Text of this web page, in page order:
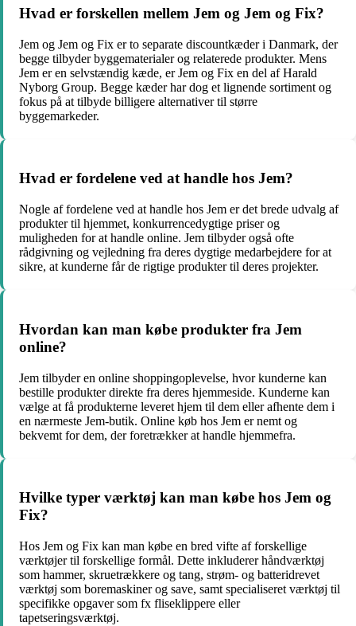
Hvad er forskellen mellem Jem og Jem og Fix?
Jem og Jem og Fix er to separate discountkæder i Danmark, der
begge tilbyder byggematerialer og relaterede produkter. Mens
Jem er en selvstændig kæde, er Jem og Fix en del af Harald
Nyborg Group. Begge kæder har dog et lignende sortiment og
fokus på at tilbyde billigere alternativer til større
byggemarkeder.
Hvad er fordelene ved at handle hos Jem?
Nogle af fordelene ved at handle hos Jem er det brede udvalg af
produkter til hjemmet, konkurrencedygtige priser og
muligheden for at handle online. Jem tilbyder også ofte
rådgivning og vejledning fra deres dygtige medarbejdere for at
sikre, at kunderne får de rigtige produkter til deres projekter.
Hvordan kan man købe produkter fra Jem
online?
Jem tilbyder en online shoppingoplevelse, hvor kunderne kan
bestille produkter direkte fra deres hjemmeside. Kunderne kan
vælge at få produkterne leveret hjem til dem eller afhente dem i
en nærmeste Jem-butik. Online køb hos Jem er nemt og
bekvemt for dem, der foretrækker at handle hjemmefra.
Hvilke typer værktøj kan man købe hos Jem og
Fix?
Hos Jem og Fix kan man købe en bred vifte af forskellige
værktøjer til forskellige formål. Dette inkluderer håndværktøj
som hammer, skruetrækkere og tang, strøm- og batteridrevet
værktøj som boremaskiner og save, samt specialiseret værktøj til
specifikke opgaver som fx fliseklippere eller
tapetseringsværktøj.